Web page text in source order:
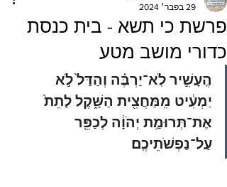
פרשת כי תשא - בית כנסת
כדורי מושב מטע
29 בפבר׳ 2024
הֶֽעָשִׁ֣יר לֹֽא־יַרְבֶּ֗ה וְהַדַּל֙ לֹ֣א
יַמְעִ֔יט מִֽמַּחֲצִ֖ית הַשָּׁ֑קֶל לָתֵת֙
אֶת־תְּרוּמַ֣ת יְהֹוָ֔ה לְכַפֵּ֖ר
עַל־נַפְשֹׁתֵיכֶֽם׃